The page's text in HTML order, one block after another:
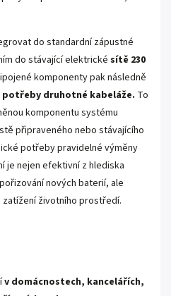
do standardní zápustné
do stávající elektrické sítě 230
komponenty pak následně
potřeby druhotné kabeláže. To
komponentu systému
připraveného nebo stávajícího
potřeby pravidelné výměny
je nejen efektivní z hlediska
nových baterií, ale
životního prostředí.
v domácnostech, kancelářích,